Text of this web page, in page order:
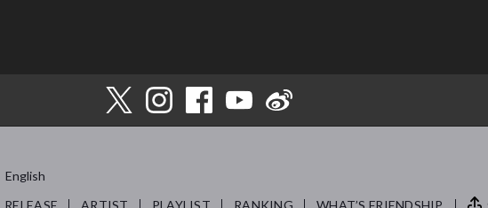
English
RELEASE ARTIST PLAYLIST RANKING WHAT’S FRIENDSHIP.